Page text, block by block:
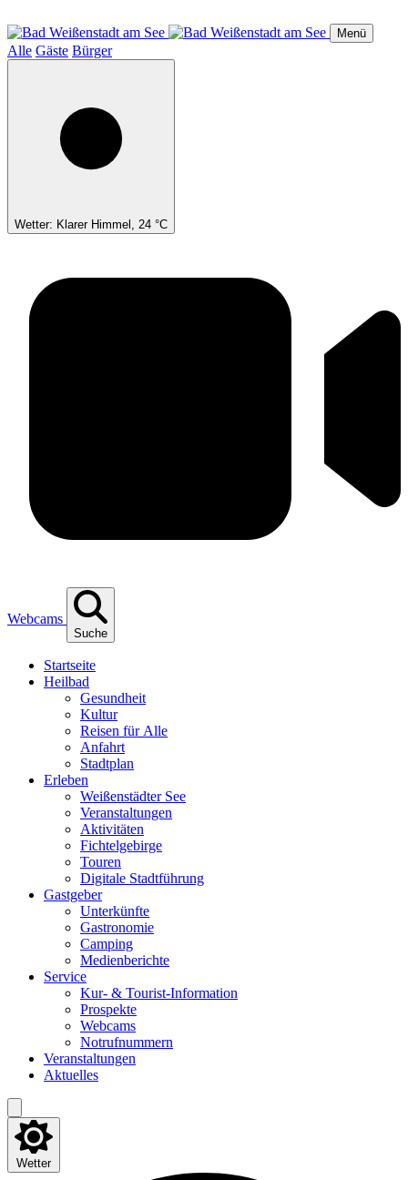
zum
Inhalt
Menü
Alle Gäste Bürger
Wetter: Klarer Himmel, 24 °C
Webcams
Suche
Start­sei­te
Heil­bad
Gesund­heit
Kul­tur
Rei­sen für Alle
Anfahrt
Stadt­plan
Erle­ben
Wei­ßen­städ­ter See
Ver­an­stal­tun­gen
Akti­vi­tä­ten
Fich­tel­ge­bir­ge
Tou­ren
Digi­ta­le Stadtführung
Gast­ge­ber
Unter­künf­te
Gas­tro­no­mie
Cam­ping
Medi­en­be­rich­te
Ser­vice
Kur- & Tourist-Information
Pro­spek­te
Web­cams
Not­ruf­num­mern
Ver­an­stal­tun­gen
Aktu­el­les
Wetter